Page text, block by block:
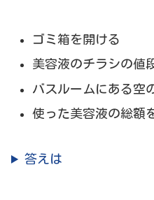
ゴミ箱を開ける
美容液のチラシの値
バスルームにある空
使った美容液の総額
答えは